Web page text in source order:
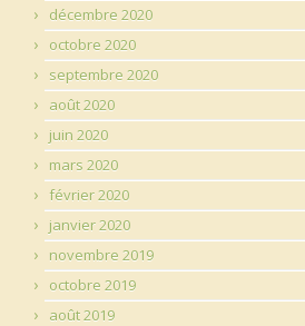
décembre 2020
octobre 2020
septembre 2020
août 2020
juin 2020
mars 2020
février 2020
janvier 2020
novembre 2019
octobre 2019
août 2019